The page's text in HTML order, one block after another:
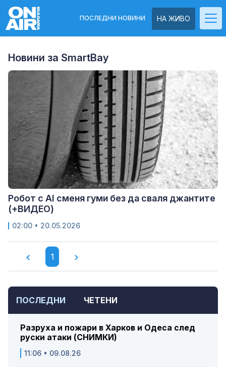
НА ЖИВО
ПОСЛЕДНИ НОВИНИ
Новини за SmartBay
Робот с AI сменя гуми без да сваля джантите
(+ВИДЕО)
02:00 • 20.05.2026
1
ПОСЛЕДНИ ЧЕТЕНИ
Разруха и пожари в Харков и Одеса след
руски атаки (СНИМКИ)
11:06 • 09.08.26